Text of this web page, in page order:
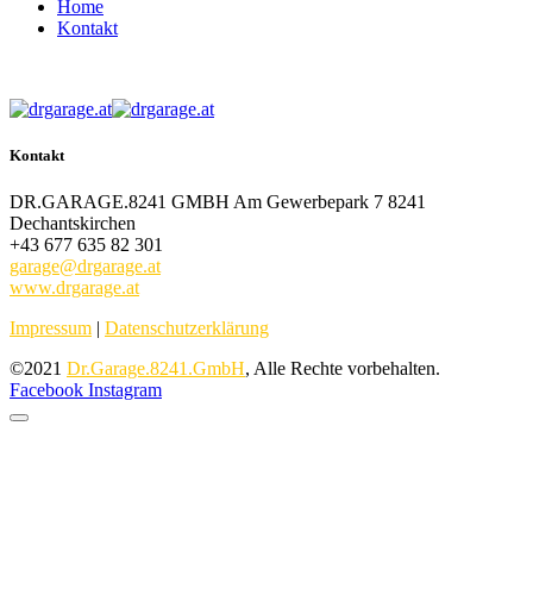
Home
Kontakt
Kontakt
DR.GARAGE.8241 GMBH Am Gewerbepark 7 8241
Dechantskirchen
+43 677 635 82 301
garage@drgarage.at
www.drgarage.at
Impressum | Datenschutzerklärung
©2021 Dr.Garage.8241.GmbH, Alle Rechte vorbehalten.
Facebook Instagram